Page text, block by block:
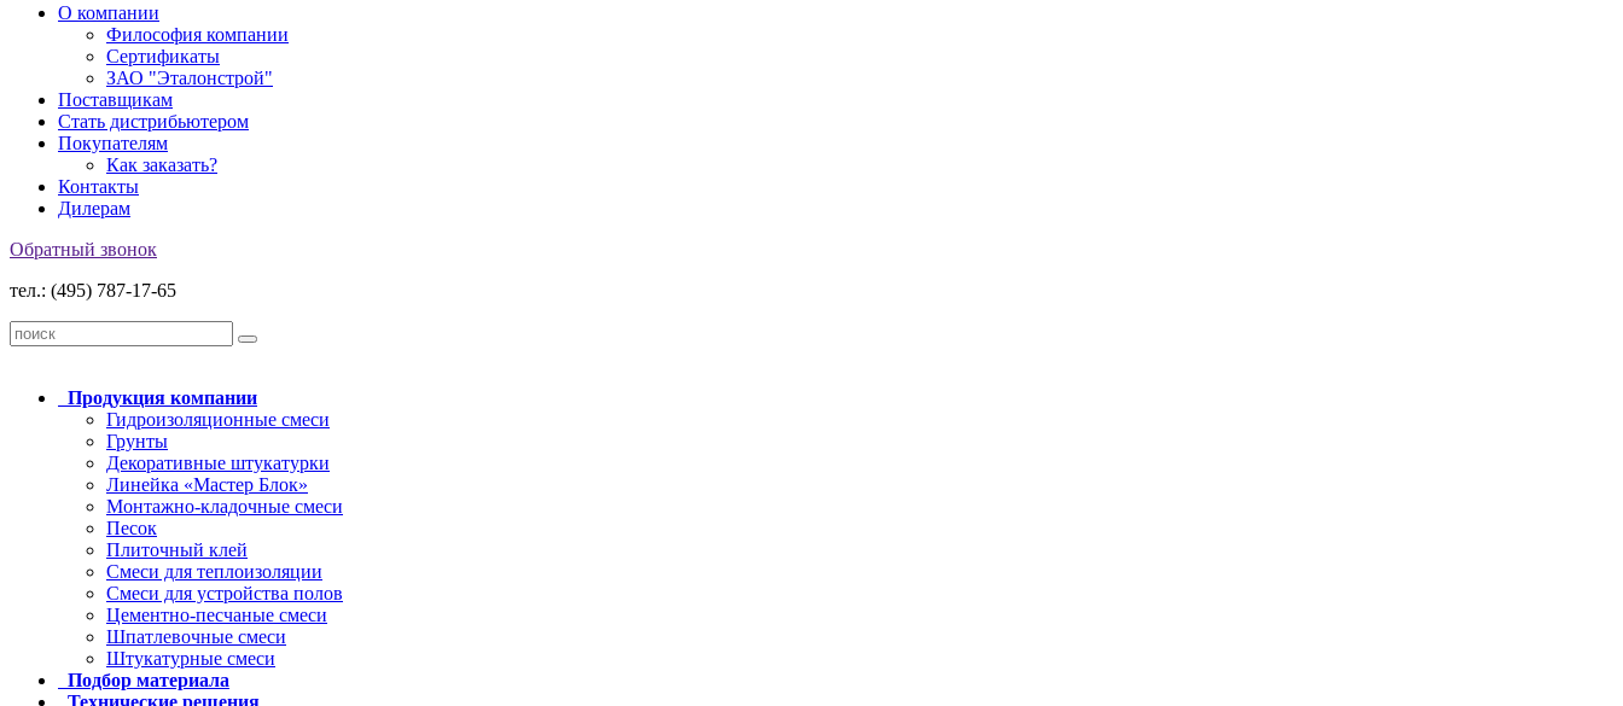
О компании
Философия компании
Сертификаты
ЗАО "Эталонстрой"
Поставщикам
Стать дистрибьютером
Покупателям
Как заказать?
Контакты
Дилерам
Обратный звонок
тел.: (495) 787-17-65
Продукция компании
Гидроизоляционные смеси
Грунты
Декоративные штукатурки
Линейка «Мастер Блок»
Монтажно-кладочные смеси
Песок
Плиточный клей
Смеси для теплоизоляции
Смеси для устройства полов
Цементно-песчаные смеси
Шпатлевочные смеси
Штукатурные смеси
Подбор материала
Технические решения